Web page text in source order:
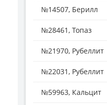
№14507, Берилл
№28461, Топаз
№21970, Рубеллит
№22031, Рубеллит
№59963, Кальцит